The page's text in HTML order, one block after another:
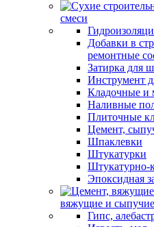
смеси
Добавки в
ремонтные
Затирка для
Инструмент
Кладочные и
Наливные
Плиточные
Цемент,
Шпаклевки
Штукатурки
Штукатурно-
Эпоксидная
вяжущие и
Гипс,